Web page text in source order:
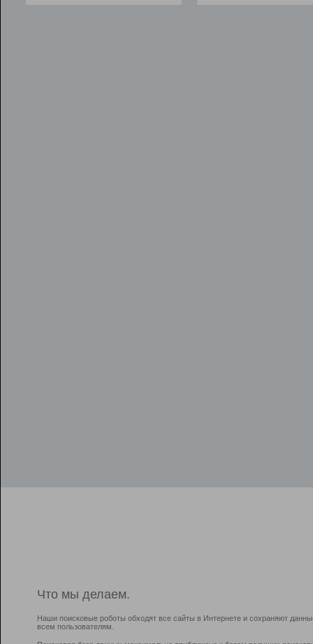
Что мы делаем.
Наши поисковые роботы обходят все сайты в Интернете и сохраняют
всем пользователям.